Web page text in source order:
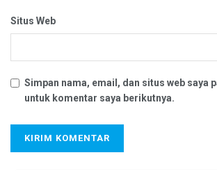
Situs Web
Simpan nama, email, dan situs web saya
untuk komentar saya berikutnya.